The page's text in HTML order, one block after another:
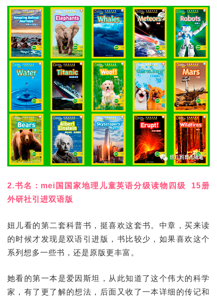
2.书名：mei国国家地理儿童英语分级读物四级 15册
外研社引进双语版
妞儿看的第二套科普书，挺喜欢这套书。中章，买来读
的时候才发现是双语引进版，书比较少，如果喜欢这个
系列想多一些书，还是原版更丰富。
她看的第一本是爱因斯坦，从此知道了这个伟大的科学
家，有了更了解的想法，后面又收了一本详细的传记和